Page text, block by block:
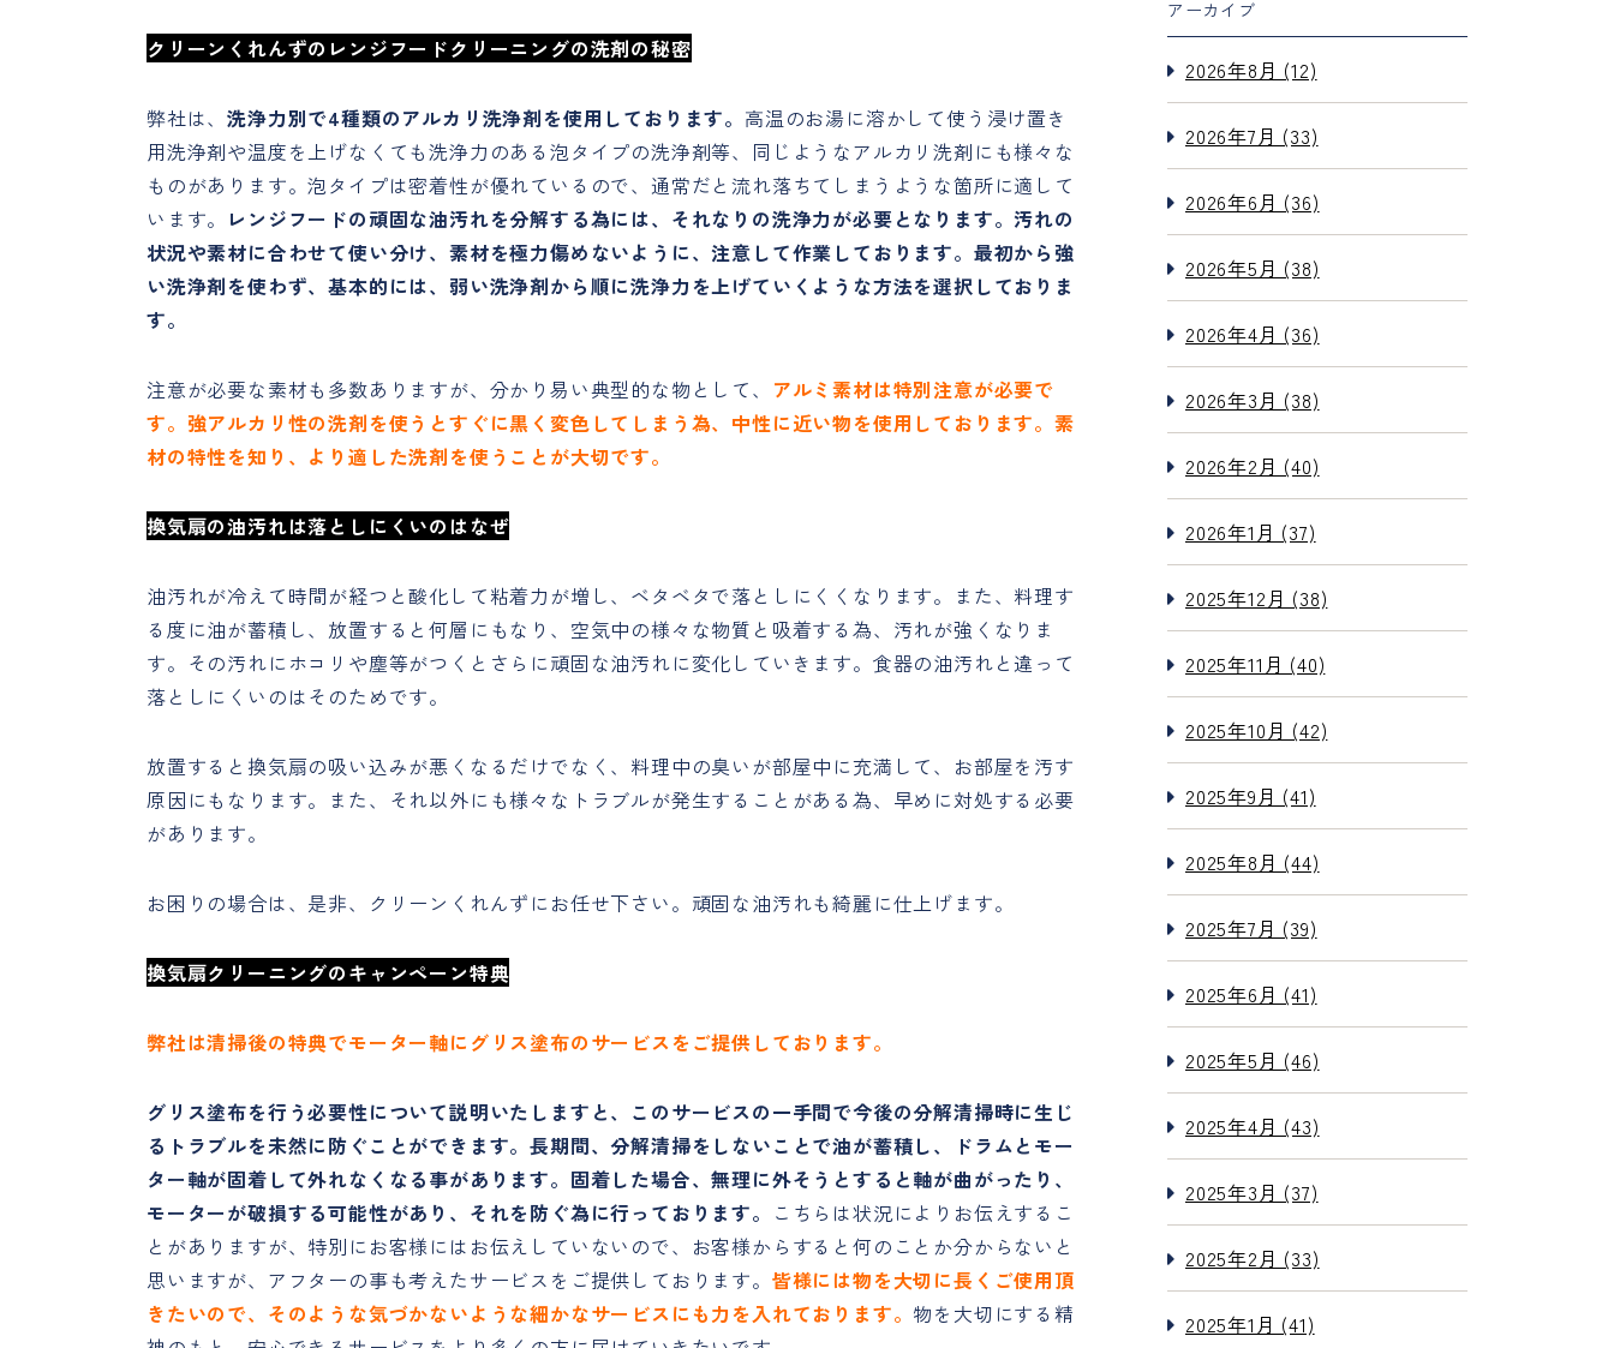
クリーンくれんずのレンジフードクリーニングの洗剤の秘密
弊社は、洗浄力別で4種類のアルカリ洗浄剤を使用しております。 高温のお湯に溶かして使う浸け置き
用洗浄剤や温度を上げなくても洗浄力のある泡タイプの洗浄剤等、同じようなアルカリ洗剤にも様々な
ものがあります。泡タイプは密着性が優れているので、通常だと流れ落ちてしまうような箇所に適して
います。 レンジフードの頑固な油汚れを分解する為には、それなりの洗浄力が必要となります。汚れの
状況や素材に合わせて使い分け、素材を極力傷めないように、注意して作業しております。最初から強
い洗浄剤を使わず、基本的には、弱い洗浄剤から順に洗浄力を上げていくような方法を選択しておりま
す。
注意が必要な素材も多数ありますが、分かり易い典型的な物として、 アルミ素材は特別注意が必要で
す。強アルカリ性の洗剤を使うとすぐに黒く変色してしまう為、中性に近い物を使用しております。素
材の特性を知り、より適した洗剤を使うことが大切です。
換気扇の油汚れは落としにくいのはなぜ
油汚れが冷えて時間が経つと酸化して粘着力が増し、ベタベタで落としにくくなります。また、料理す
る度に油が蓄積し、放置すると何層にもなり、空気中の様々な物質と吸着する為、汚れが強くなりま
す。その汚れにホコリや塵等がつくとさらに頑固な油汚れに変化していきます。食器の油汚れと違って
落としにくいのはそのためです。
放置すると換気扇の吸い込みが悪くなるだけでなく、料理中の臭いが部屋中に充満して、お部屋を汚す
原因にもなります。また、それ以外にも様々なトラブルが発生することがある為、早めに対処する必要
があります。
お困りの場合は、是非、クリーンくれんずにお任せ下さい。頑固な油汚れも綺麗に仕上げます。
換気扇クリーニングのキャンペーン特典
弊社は清掃後の特典でモーター軸にグリス塗布のサービスをご提供しております。
グリス塗布を行う必要性について説明いたしますと、このサービスの一手間で今後の分解清掃時に生じ
るトラブルを未然に防ぐことができます。長期間、分解清掃をしないことで油が蓄積し、ドラムとモー
ター軸が固着して外れなくなる事があります。固着した場合、無理に外そうとすると軸が曲がったり、
モーターが破損する可能性があり、それを防ぐ為に行っております。 こちらは状況によりお伝えするこ
とがありますが、特別にお客様にはお伝えしていないので、お客様からすると何のことか分からないと
思いますが、アフターの事も考えたサービスをご提供しております。 皆様には物を大切に長くご使用頂
きたいので、そのような気づかないような細かなサービスにも力を入れております。 物を大切にする精
アーカイブ
2026年8月 (12)
2026年7月 (33)
2026年6月 (36)
2026年5月 (38)
2026年4月 (36)
2026年3月 (38)
2026年2月 (40)
2026年1月 (37)
2025年12月 (38)
2025年11月 (40)
2025年10月 (42)
2025年9月 (41)
2025年8月 (44)
2025年7月 (39)
2025年6月 (41)
2025年5月 (46)
2025年4月 (43)
2025年3月 (37)
2025年2月 (33)
2025年1月 (41)